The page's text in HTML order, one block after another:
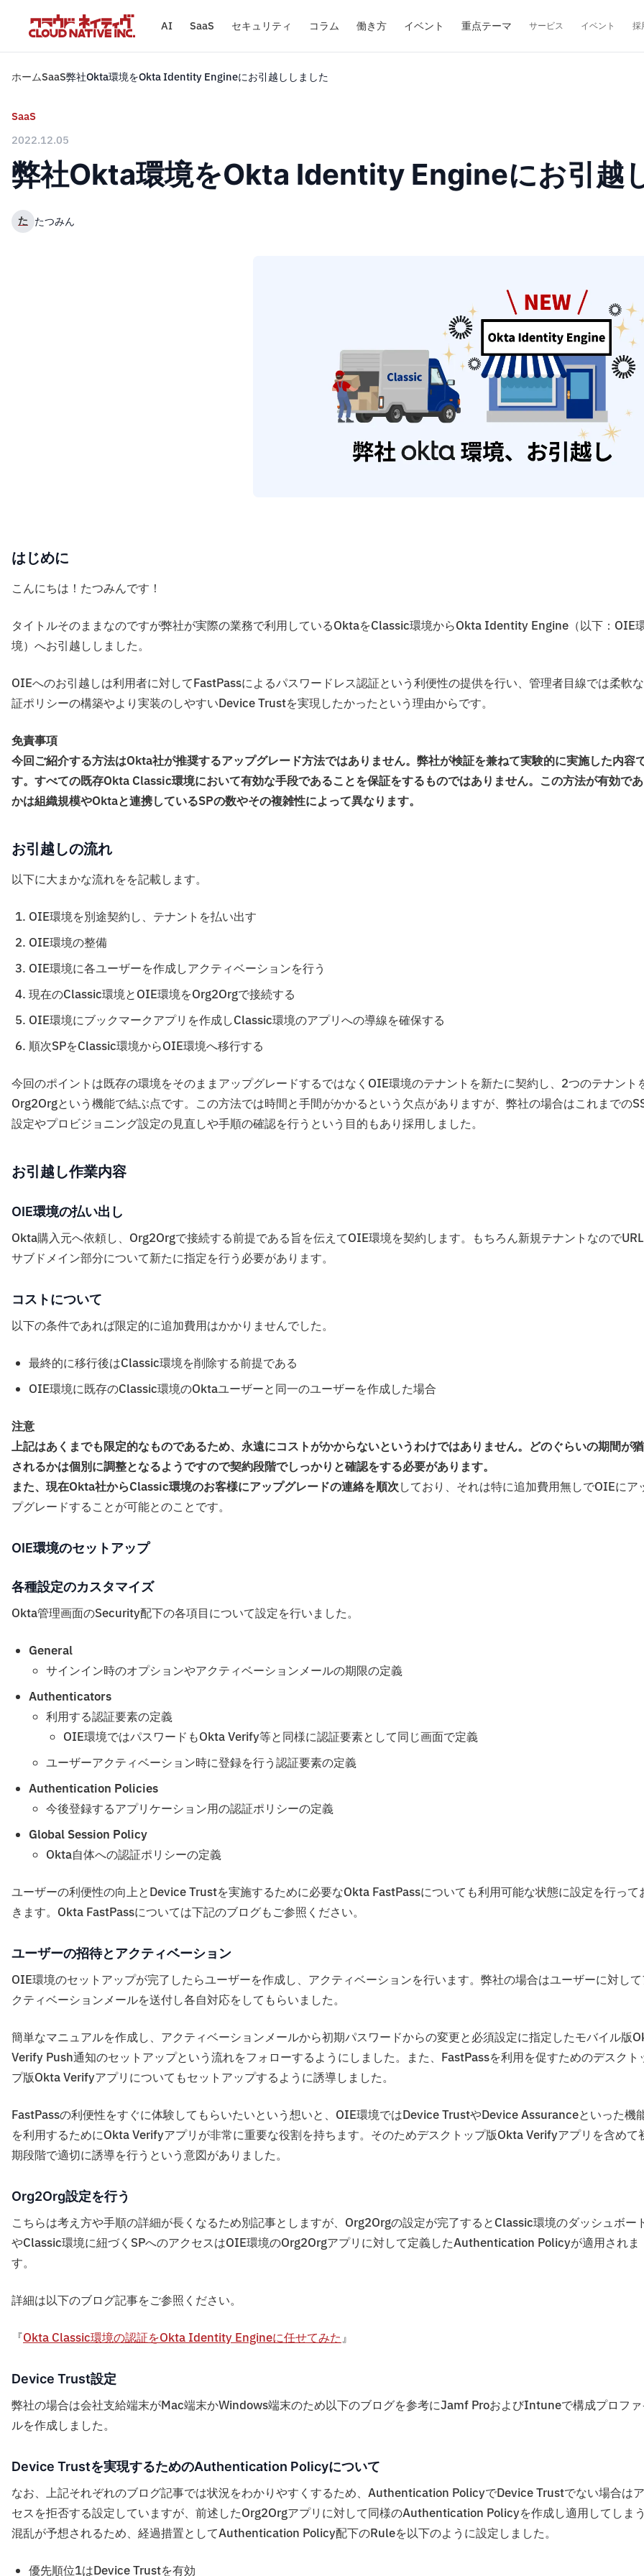
AI SaaS セキュリティ コラム 働き方 イベント 重点テーマ サービス イベント 採
ホームSaaS弊社Okta環境をOkta Identity Engineにお引越ししました
SaaS
2022.12.05
弊社Okta環境をOkta Identity Engineにお引越
た たつみん
はじめに
こんにちは！たつみんです！
タイトルそのままなのですが弊社が実際の業務で利用しているOktaをClassic環境からOkta Identity Engine（以下：OIE
境）へお引越ししました。
OIEへのお引越しは利用者に対してFastPassによるパスワードレス認証という利便性の提供を行い、管理者目線では柔軟
証ポリシーの構築やより実装のしやすいDevice Trustを実現したかったという理由からです。
免責事項
今回ご紹介する方法はOkta社が推奨するアップグレード方法ではありません。弊社が検証を兼ねて実験的に実施した内容
す。すべての既存Okta Classic環境において有効な手段であることを保証をするものではありません。この方法が有効で
かは組織規模やOktaと連携しているSPの数やその複雑性によって異なります。
お引越しの流れ
以下に大まかな流れをを記載します。
OIE環境を別途契約し、テナントを払い出す
OIE環境の整備
OIE環境に各ユーザーを作成しアクティベーションを行う
現在のClassic環境とOIE環境をOrg2Orgで接続する
OIE環境にブックマークアプリを作成しClassic環境のアプリへの導線を確保する
順次SPをClassic環境からOIE環境へ移行する
今回のポイントは既存の環境をそのままアップグレードするではなくOIE環境のテナントを新たに契約し、2つのテナント
Org2Orgという機能で結ぶ点です。この方法では時間と手間がかかるという欠点がありますが、弊社の場合はこれまでの
設定やプロビジョニング設定の見直しや手順の確認を行うという目的もあり採用しました。
お引越し作業内容
OIE環境の払い出し
Okta購入元へ依頼し、Org2Orgで接続する前提である旨を伝えてOIE環境を契約します。もちろん新規テナントなので
サブドメイン部分について新たに指定を行う必要があります。
コストについて
以下の条件であれば限定的に追加費用はかかりませんでした。
最終的に移行後はClassic環境を削除する前提である
OIE環境に既存のClassic環境のOktaユーザーと同一のユーザーを作成した場合
注意
上記はあくまでも限定的なものであるため、永遠にコストがかからないというわけではありません。どのぐらいの期間が
されるかは個別に調整となるようですので契約段階でしっかりと確認をする必要があります。
また、現在Okta社からClassic環境のお客様にアップグレードの連絡を順次しており、それは特に追加費用無しでOIEにア
プグレードすることが可能とのことです。
OIE環境のセットアップ
各種設定のカスタマイズ
Okta管理画面のSecurity配下の各項目について設定を行いました。
General
サインイン時のオプションやアクティベーションメールの期限の定義
Authenticators
利用する認証要素の定義
OIE環境ではパスワードもOkta Verify等と同様に認証要素として同じ画面で定義
ユーザーアクティベーション時に登録を行う認証要素の定義
Authentication Policies
今後登録するアプリケーション用の認証ポリシーの定義
Global Session Policy
Okta自体への認証ポリシーの定義
ユーザーの利便性の向上とDevice Trustを実施するために必要なOkta FastPassについても利用可能な状態に設定を行って
きます。Okta FastPassについては下記のブログもご参照ください。
ユーザーの招待とアクティベーション
OIE環境のセットアップが完了したらユーザーを作成し、アクティベーションを行います。弊社の場合はユーザーに対し
クティベーションメールを送付し各自対応をしてもらいました。
簡単なマニュアルを作成し、アクティベーションメールから初期パスワードからの変更と必須設定に指定したモバイル版
Verify Push通知のセットアップという流れをフォローするようにしました。また、FastPassを利用を促すためのデスクト
プ版Okta Verifyアプリについてもセットアップするように誘導しました。
FastPassの利便性をすぐに体験してもらいたいという想いと、OIE環境ではDevice TrustやDevice Assuranceといった機
を利用するためにOkta Verifyアプリが非常に重要な役割を持ちます。そのためデスクトップ版Okta Verifyアプリを含めて
期段階で適切に誘導を行うという意図がありました。
Org2Org設定を行う
こちらは考え方や手順の詳細が長くなるため別記事としますが、Org2Orgの設定が完了するとClassic環境のダッシュボー
やClassic環境に紐づくSPへのアクセスはOIE環境のOrg2Orgアプリに対して定義したAuthentication Policyが適用されま
す。
詳細は以下のブログ記事をご参照ください。
『Okta Classic環境の認証をOkta Identity Engineに任せてみた』
Device Trust設定
弊社の場合は会社支給端末がMac端末かWindows端末のため以下のブログを参考にJamf ProおよびIntuneで構成プロフ
ルを作成しました。
Device Trustを実現するためのAuthentication Policyについて
なお、上記それぞれのブログ記事では状況をわかりやすくするため、Authentication PolicyでDevice Trustでない場合は
セスを拒否する設定していますが、前述したOrg2Orgアプリに対して同様のAuthentication Policyを作成し適用してしま
混乱が予想されるため、経過措置としてAuthentication Policy配下のRuleを以下のように設定しました。
優先順位1はDevice Trustを有効